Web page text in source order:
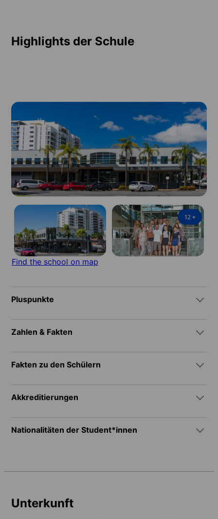
Highlights der Schule
12+
Find the school on map
Pluspunkte
Zahlen & Fakten
Fakten zu den Schülern
Akkreditierungen
Nationalitäten der Student*innen
Unterkunft